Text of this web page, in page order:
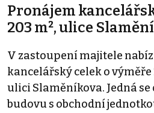
Pronájem
203 m², ulice
V zastoupení majitele
kancelářský celek o výměře
ulici Slaměníkova. Jedná
budovu s obchodní